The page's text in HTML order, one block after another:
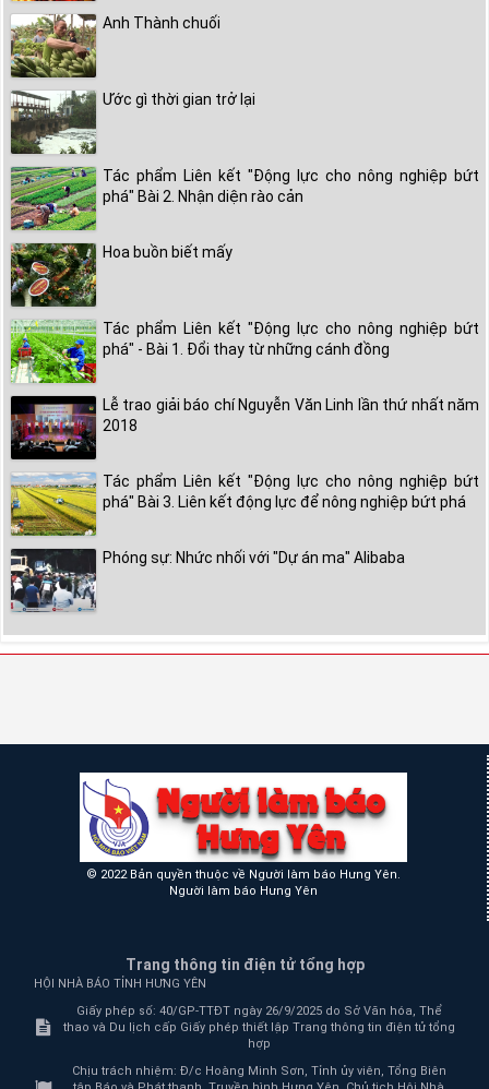
Anh Thành chuối
Ước gì thời gian trở lại
Tác phẩm Liên kết "Động lực cho nông nghiệp bứt
phá" Bài 2. Nhận diện rào cản
Hoa buồn biết mấy
Tác phẩm Liên kết "Động lực cho nông nghiệp bứt
phá" - Bài 1. Đổi thay từ những cánh đồng
Lễ trao giải báo chí Nguyễn Văn Linh lần thứ nhất năm
2018
Tác phẩm Liên kết "Động lực cho nông nghiệp bứt
phá" Bài 3. Liên kết động lực để nông nghiệp bứt phá
Phóng sự: Nhức nhối với "Dự án ma" Alibaba
© 2022 Bản quyền thuộc về Người làm báo Hưng Yên.
Người làm báo Hưng Yên
Trang thông tin điện tử tổng hợp
HỘI NHÀ BÁO TỈNH HƯNG YÊN
Giấy phép số: 40/GP-TTĐT ngày 26/9/2025 do Sở Văn hóa, Thể
thao và Du lịch cấp Giấy phép thiết lập Trang thông tin điện tử tổng
hợp
Chịu trách nhiệm: Đ/c Hoàng Minh Sơn, Tỉnh ủy viên, Tổng Biên